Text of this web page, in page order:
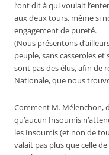
l’ont dit à qui voulait
aux deux tours, même si
engagement de pureté.
(Nous présentons
peuple, sans casseroles
sont pas des élus, afin de
Nationale, que nous
Comment M. Mélenchon,
qu’aucun Insoumis
les Insoumis (et non de
valait pas plus que celle